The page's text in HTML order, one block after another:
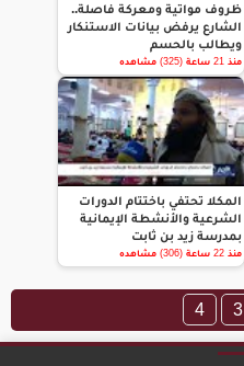
ظروف مواتية ومعركة فاصلة..
الشارع يرفض بيانات الاستنكار
ويطالب بالحسم
منذ 21 ساعة (325) مشاهده
المكلا تحتفي باختتام الدورات
الشرعية والأنشطة الإيمانية
بمدرسة زيد بن ثابت
منذ 22 ساعة (306) مشاهده
3
4